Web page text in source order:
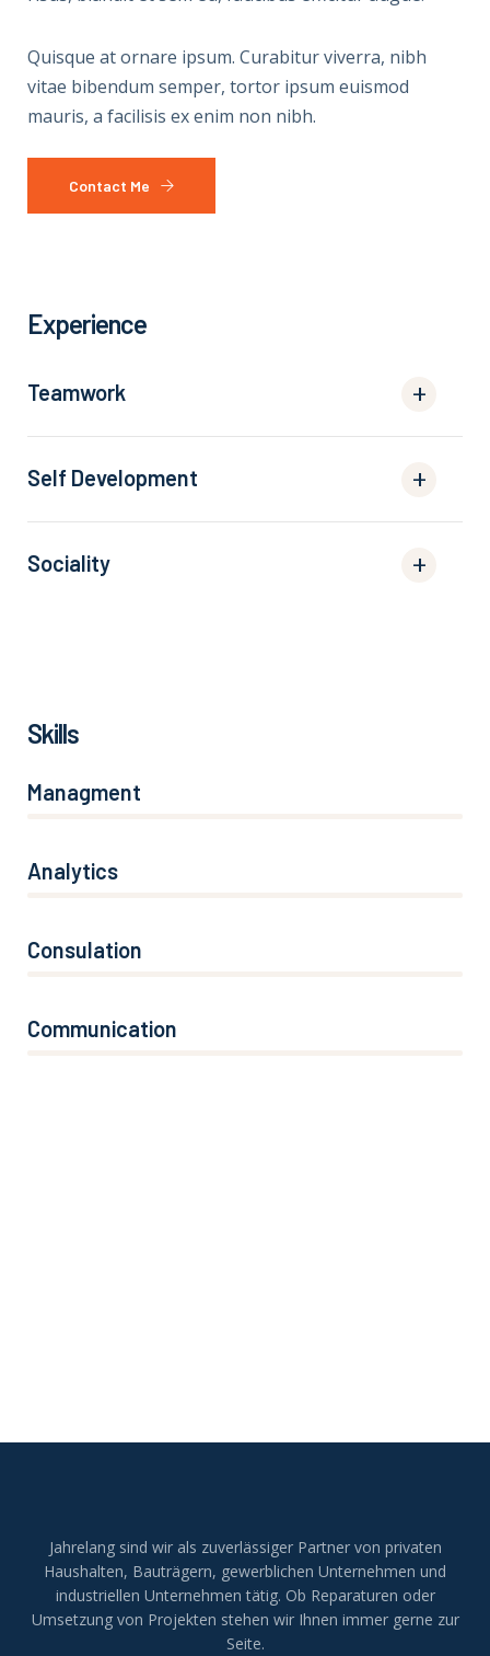
Quisque at ornare ipsum. Curabitur viverra, nibh
vitae bibendum semper, tortor ipsum euismod
mauris, a facilisis ex enim non nibh.
Contact Me
Experience
Teamwork
Self Development
Sociality
Skills
Managment
Analytics
Consulation
Communication
Jahrelang sind wir als zuverlässiger Partner von privaten
Haushalten, Bauträgern, gewerblichen Unternehmen und
industriellen Unternehmen tätig. Ob Reparaturen oder
Umsetzung von Projekten stehen wir Ihnen immer gerne zur
Seite.